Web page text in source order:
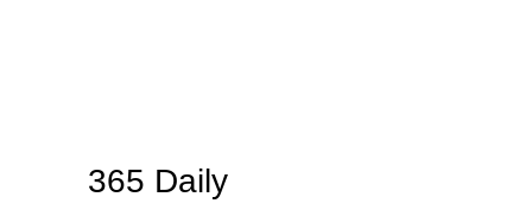
365 Daily